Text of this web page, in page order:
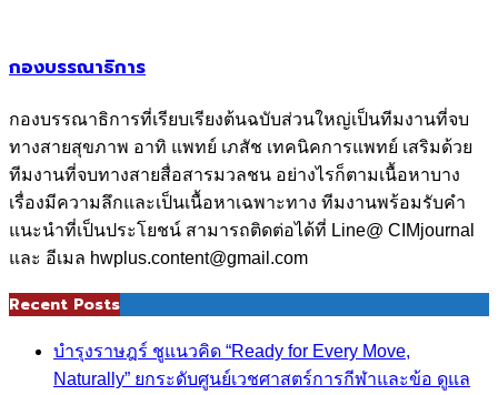
กองบรรณาธิการ
กองบรรณาธิการที่เรียบเรียงต้นฉบับส่วนใหญ่เป็นทีมงานที่จบ
ทางสายสุขภาพ อาทิ แพทย์ เภสัช เทคนิคการแพทย์ เสริมด้วย
ทีมงานที่จบทางสายสื่อสารมวลชน อย่างไรก็ตามเนื้อหาบาง
เรื่องมีความลึกและเป็นเนื้อหาเฉพาะทาง ทีมงานพร้อมรับคำ
แนะนำที่เป็นประโยชน์ สามารถติดต่อได้ที่ Line@ CIMjournal
และ อีเมล hwplus.content@gmail.com
Recent Posts
บำรุงราษฎร์ ชูแนวคิด “Ready for Every Move,
Naturally” ยกระดับศูนย์เวชศาสตร์การกีฬาและข้อ ดูแล